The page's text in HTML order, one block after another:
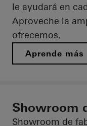
le ayudará en
Aproveche la
ofrecemos.
Aprende más
Showroom
Showroom de